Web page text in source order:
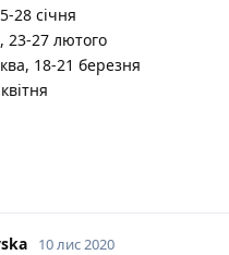
28 січня
23-27 лютого
18-21 березня
10 лис 2020